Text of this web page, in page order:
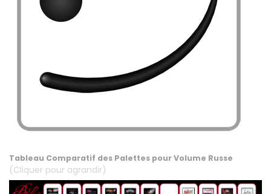
Tableau Comparatif des Palettes pour Volume Russe
(Cliquer pour agrandir)